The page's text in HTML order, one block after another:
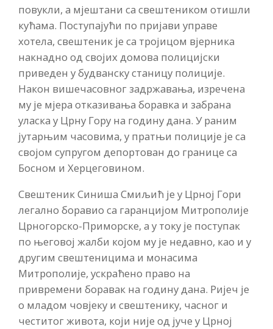
повукли, а мјештани са свештеником отишли
кућама. Поступајући по пријави управе
хотела, свештеник је са тројицом вјерника
накнадно од својих домова полицијски
приведен у будванску станицу полиције.
Након вишечасовног задржавања, изречена
му је мјера отказивања боравка и забрана
уласка у Црну Гору на годину дана. У раним
јутарњим часовима, у пратњи полиције је са
својом супругом депортован до границе са
Босном и Херцеговином.
Свештеник Синиша Смиљић је у Црној Гори
легално боравио са гаранцијом Митрополије
Црногорско-Приморске, а у току је поступак
по његовој жалби којом му је недавно, као и у
другим свештеницима и монасима
Митрополије, ускраћено право на
привремени боравак на годину дана. Ријеч је
о младом човјеку и свештенику, часног и
честитог живота, који није од јуче у Црној